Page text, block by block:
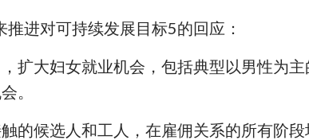
进对可持续发展目标5的回应：
扩大妇女就业机会，包括典型以男性为
。
的候选人和工人，在雇佣关系的所有阶段